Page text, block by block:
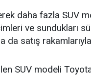
daha fazla SUV
ve sundukları
da satış
SUV modeli